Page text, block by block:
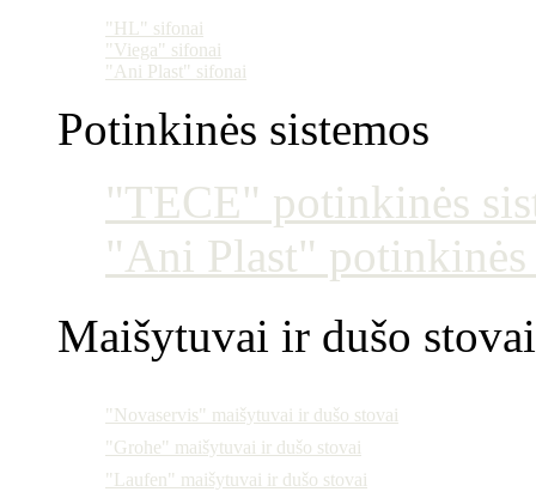
"HL" sifonai
"Viega" sifonai
"Ani Plast" sifonai
Potinkinės sistemos
"TECE" potinkinės
"Ani Plast" potinkinės
Maišytuvai ir dušo stovai
"Novaservis" maišytuvai ir dušo stovai
"Grohe" maišytuvai ir dušo stovai
"Laufen" maišytuvai ir dušo stovai